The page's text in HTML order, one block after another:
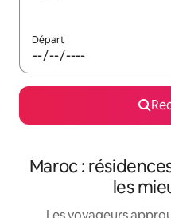
Départ
Maroc :
les